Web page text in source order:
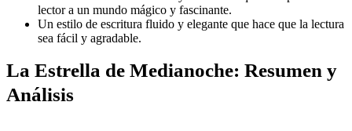
lector a un mundo mágico y fascinante.
Un estilo de escritura fluido y elegante que hace que la lectura
sea fácil y agradable.
La Estrella de Medianoche: Resumen y
Análisis